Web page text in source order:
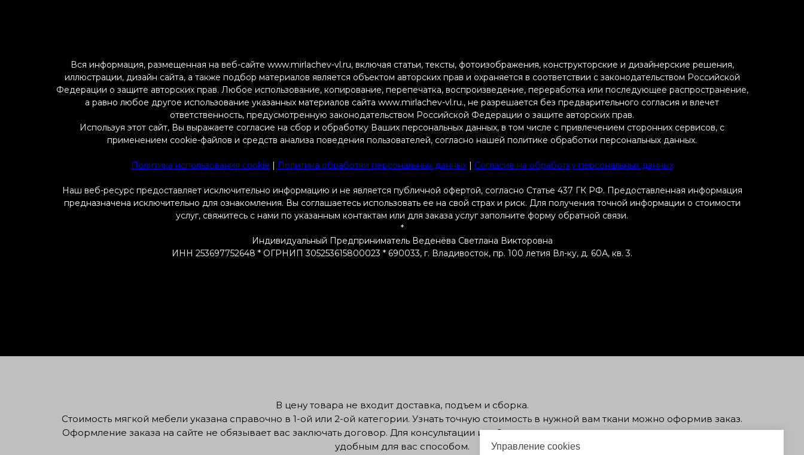
Вся информация, размещенная на веб-сайте www.mirlachev-vl.ru, включая статьи, тексты, фотоизображения, конструкторские и дизайнерские решения,
иллюстрации, дизайн сайта, а также подбор материалов является объектом авторских прав и охраняется в соответствии с законодательством Российской
Федерации о защите авторских прав. Любое использование, копирование, перепечатка, воспроизведение, переработка или последующее распространение,
а равно любое другое использование указанных материалов сайта www.mirlachev-vl.ru., не разрешается без предварительного согласия и влечет
ответственность, предусмотренную законодательством Российской Федерации о защите авторских прав.
Используя этот сайт, Вы выражаете согласие на сбор и обработку Ваших персональных данных, в том числе с привлечением сторонних сервисов, с
применением cookie-файлов и средств анализа поведения пользователей, согласно нашей политике обработки персональных данных.
Политика использования cookie | Политика обработки персональных данных| Согласие на обработку персональных данных
Наш веб-ресурс предоставляет исключительно информацию и не является публичной офертой, согласно Статье 437 ГК РФ. Предоставленная информация
предназначена исключительно для ознакомления. Вы соглашаетесь использовать ее на свой страх и риск. Для получения точной информации о стоимости
услуг, свяжитесь с нами по указанным контактам или для заказа услуг заполните форму обратной связи.
*
Индивидуальный Предприниматель Веденёва Светлана Викторовна
ИНН 253697752648 * ОГРНИП 305253615800023 * 690033, г. Владивосток, пр. 100 летия Вл-ку, д. 60А, кв. 3.
Управление cookies
В цену товара не входит доставка, подъем и сборка.
Стоимость мягкой мебели указана справочно в 1-ой или 2-ой категории. Узнать точную стоимость в нужной вам ткани можно оформив заказ.
Оформление заказа на сайте не обязывает вас заключать договор. Для консультации или Заключения договора с вами свяжется менеджер
удобным для вас способом.